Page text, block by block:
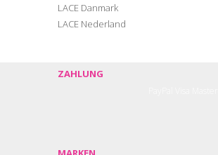
LACE Danmark
LACE Nederland
ZAHLUNG